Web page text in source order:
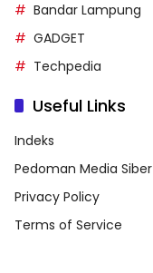
Bandar Lampung
GADGET
Techpedia
Useful Links
Indeks
Pedoman Media Siber
Privacy Policy
Terms of Service